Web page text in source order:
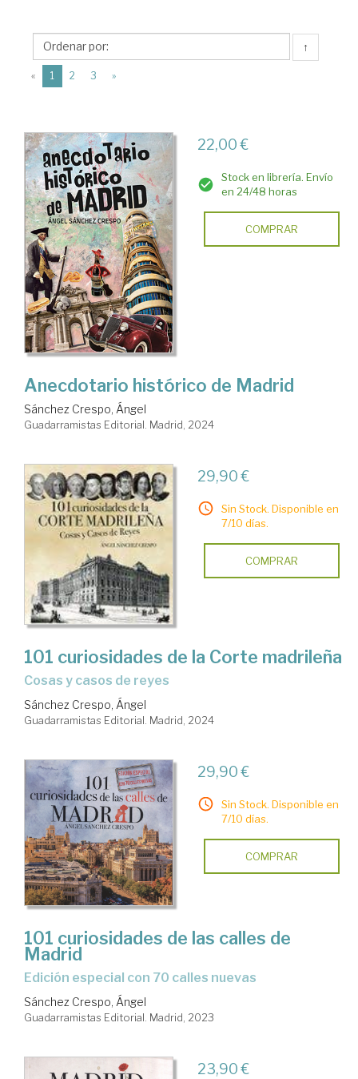
Guadarramistas
Editorial
↑
« 1 (current)
2 3 »
22,00 €
Stock en librería. Envío
en 24/48 horas
COMPRAR
Anecdotario histórico de Madrid
Sánchez Crespo, Ángel
Guadarramistas Editorial. Madrid, 2024
29,90 €
Sin Stock. Disponible en
7/10 días.
COMPRAR
101 curiosidades de la Corte madrileña
cosas y casos de reyes
Sánchez Crespo, Ángel
Guadarramistas Editorial. Madrid, 2024
29,90 €
Sin Stock. Disponible en
7/10 días.
COMPRAR
101 curiosidades de las calles de
Madrid
Edición especial con 70 calles nuevas
Sánchez Crespo, Ángel
Guadarramistas Editorial. Madrid, 2023
23,90 €